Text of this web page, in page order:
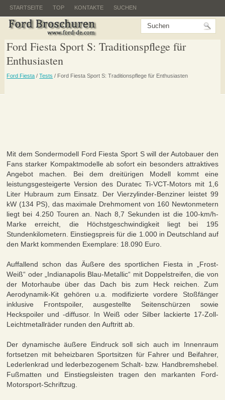
STARTSEITE TOP KONTAKTE SUCHEN
Ford Fiesta Sport S: Traditionspflege für
Enthusiasten
Ford Fiesta /Tests / Ford Fiesta Sport S: Traditionspflege für Enthusiasten
Mit dem Sondermodell Ford Fiesta Sport S will der Autobauer den
Fans starker Kompaktmodelle ab sofort ein besonders attraktives
Angebot machen. Bei dem dreitürigen Modell kommt eine
leistungsgesteigerte Version des Duratec Ti-VCT-Motors mit 1,6
Liter Hubraum zum Einsatz. Der Vierzylinder-Benziner leistet 99
kW (134 PS), das maximale Drehmoment von 160 Newtonmetern
liegt bei 4.250 Touren an. Nach 8,7 Sekunden ist die 100-km/h-
Marke erreicht, die Höchstgeschwindigkeit liegt bei 195
Stundenkilometern. Einstiegspreis für die 1.000 in Deutschland auf
den Markt kommenden Exemplare: 18.090 Euro.
Auffallend schon das Äußere des sportlichen Fiesta in „Frost-
Weiß“ oder „Indianapolis Blau-Metallic“ mit Doppelstreifen, die von
der Motorhaube über das Dach bis zum Heck reichen. Zum
Aerodynamik-Kit gehören u.a. modifizierte vordere Stoßfänger
inklusive Frontspoiler, ausgestellte Seitenschürzen sowie
Heckspoiler und -diffusor. In Weiß oder Silber lackierte 17-Zoll-
Leichtmetallräder runden den Auftritt ab.
Der dynamische äußere Eindruck soll sich auch im Innenraum
fortsetzen mit beheizbaren Sportsitzen für Fahrer und Beifahrer,
Lederlenkrad und lederbezogenem Schalt- bzw. Handbremshebel.
Fußmatten und Einstiegsleisten tragen den markanten Ford-
Motorsport-Schriftzug.